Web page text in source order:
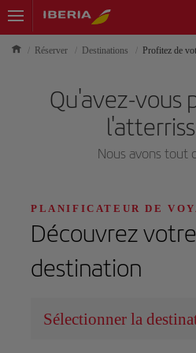
Réserver Destinations Profitez de
Qu'avez-vous
Nous avons tout
PLANIFICATEUR DE
Découvrez
destination